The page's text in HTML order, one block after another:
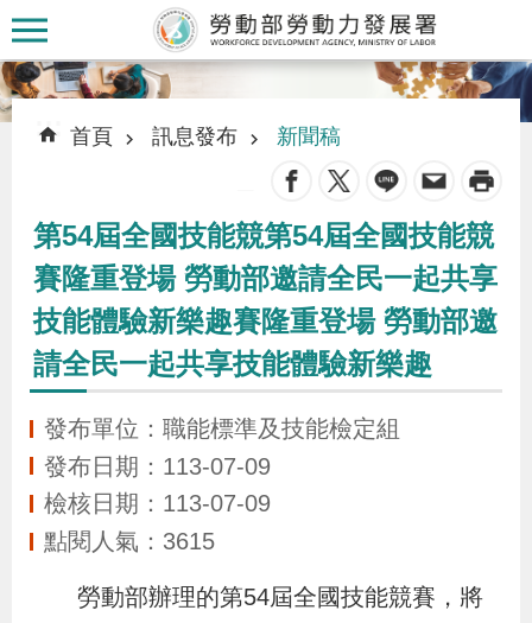
跳到主要內容區塊
認
識
本
署
訊
息
發
:::
::: 首頁 訊息發布 新聞稿
第54屆全國技能競第54屆全國技能競
賽隆重登場 勞動部邀請全民一起共享
技能體驗新樂趣賽隆重登場 勞動部邀
請全民一起共享技能體驗新樂趣
發布單位：職能標準及技能檢定組
發布日期：113-07-09
檢核日期：113-07-09
點閱人氣：3615
勞動部辦理的第54屆全國技能競賽，將